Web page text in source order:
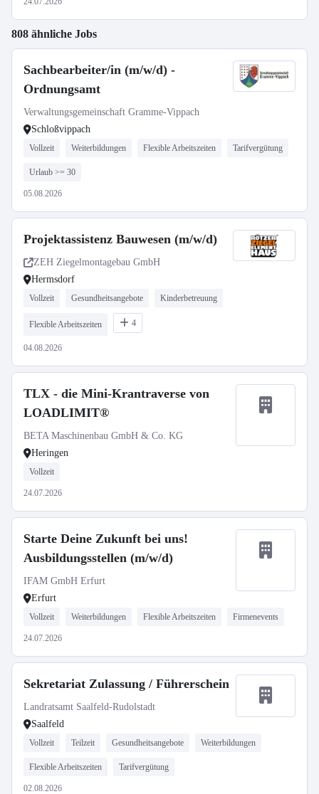
808 ähnliche Jobs
Sachbearbeiter/in (m/w/d) -
Ordnungsamt
Verwaltungsgemeinschaft Gramme-Vippach
Schloßvippach
Vollzeit Weiterbildungen Flexible Arbeitszeiten Tarifvergütung
Urlaub >= 30
05.08.2026
Projektassistenz Bauwesen (m/w/d)
ZEH Ziegelmontagebau GmbH
Hermsdorf
Vollzeit Gesundheitsangebote Kinderbetreuung
Flexible Arbeitszeiten 4
04.08.2026
TLX - die Mini-Krantraverse von
LOADLIMIT®
BETA Maschinenbau GmbH & Co. KG
Heringen
Vollzeit
24.07.2026
Starte Deine Zukunft bei uns!
Ausbildungsstellen (m/w/d)
IFAM GmbH Erfurt
Erfurt
Vollzeit Weiterbildungen Flexible Arbeitszeiten Firmenevents
24.07.2026
Sekretariat Zulassung / Führerschein
Landratsamt Saalfeld-Rudolstadt
Saalfeld
Vollzeit Teilzeit Gesundheitsangebote Weiterbildungen
Flexible Arbeitszeiten Tarifvergütung
02.08.2026